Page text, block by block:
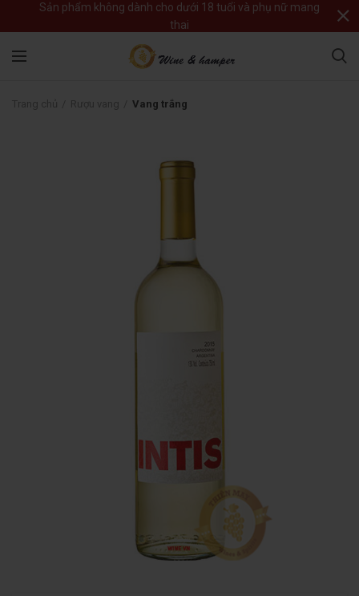
Vang trắng
Sản phẩm không dành cho dưới 18 tuổi và phụ nữ mang
thai